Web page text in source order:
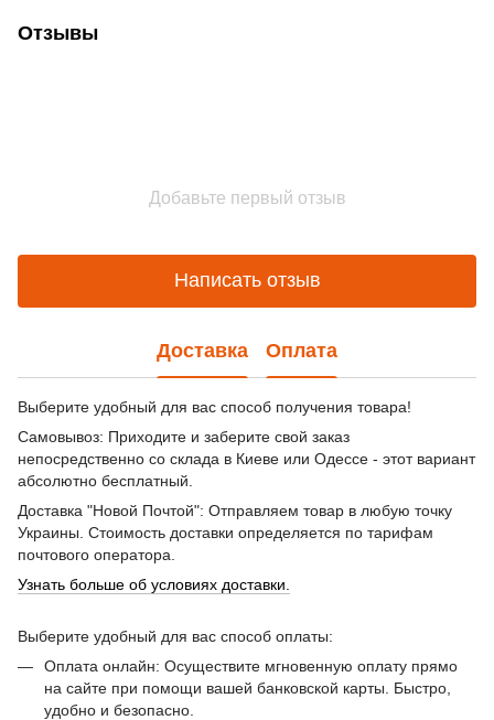
Отзывы
Добавьте первый отзыв
Написать отзыв
Доставка Оплата
Выберите удобный для вас способ получения товара!
Самовывоз: Приходите и заберите свой заказ
непосредственно со склада в Киеве или Одессе - этот вариант
абсолютно бесплатный.
Доставка "Новой Почтой": Отправляем товар в любую точку
Украины. Стоимость доставки определяется по тарифам
почтового оператора.
Узнать больше об условиях доставки.
Выберите удобный для вас способ оплаты:
Оплата онлайн: Осуществите мгновенную оплату прямо
на сайте при помощи вашей банковской карты. Быстро,
удобно и безопасно.